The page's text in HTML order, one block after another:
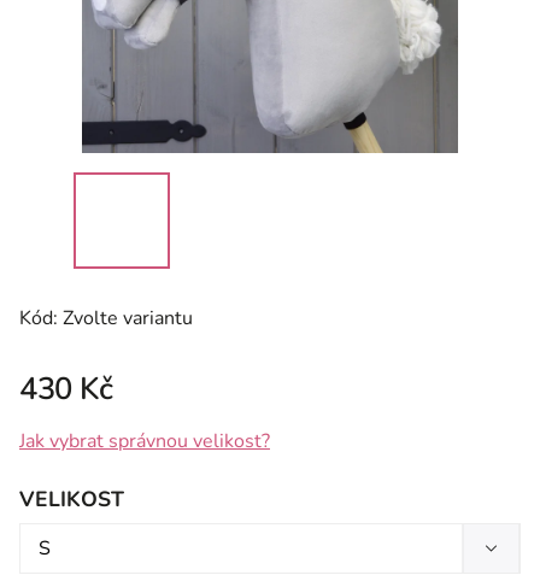
Kód: Zvolte variantu
430 Kč
Jak vybrat správnou velikost?
VELIKOST